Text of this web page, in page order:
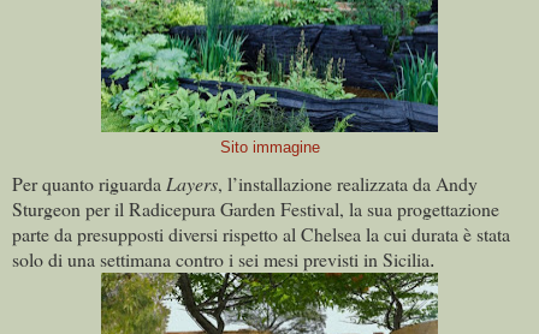
Sito immagine
Per quanto riguarda Layers, l’installazione realizzata da Andy
Sturgeon per il Radicepura Garden Festival, la sua progettazione
parte da presupposti diversi rispetto al Chelsea la cui durata è stata
solo di una settimana contro i sei mesi previsti in Sicilia.